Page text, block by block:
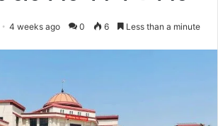
4 weeks ago 0 6 Less than a minute